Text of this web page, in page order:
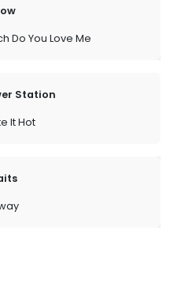
Do You Love Me
Station
It Hot